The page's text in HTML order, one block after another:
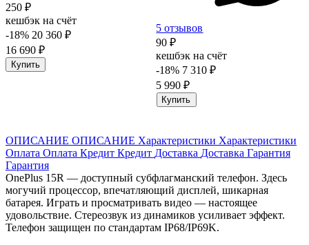
250 ₽
кешбэк на счёт
-18% 20 360 ₽
16 690 ₽
Купить
5 отзывов
90 ₽
кешбэк на счёт
-18% 7 310 ₽
5 990 ₽
Купить
ОПИСАНИЕ ОПИСАНИЕ Характеристики Характеристики
Оплата Оплата Кредит Кредит Доставка Доставка Гарантия
Гарантия
OnePlus 15R — доступный субфлагманский телефон. Здесь
могучий процессор, впечатляющий дисплей, шикарная
батарея. Играть и просматривать видео — настоящее
удовольствие. Стереозвук из динамиков усиливает эффект.
Телефон защищен по стандартам IP68/IP69K.